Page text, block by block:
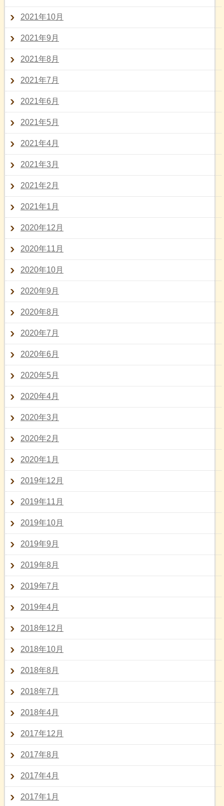
2021年10月
2021年9月
2021年8月
2021年7月
2021年6月
2021年5月
2021年4月
2021年3月
2021年2月
2021年1月
2020年12月
2020年11月
2020年10月
2020年9月
2020年8月
2020年7月
2020年6月
2020年5月
2020年4月
2020年3月
2020年2月
2020年1月
2019年12月
2019年11月
2019年10月
2019年9月
2019年8月
2019年7月
2019年4月
2018年12月
2018年10月
2018年8月
2018年7月
2018年4月
2017年12月
2017年8月
2017年4月
2017年1月